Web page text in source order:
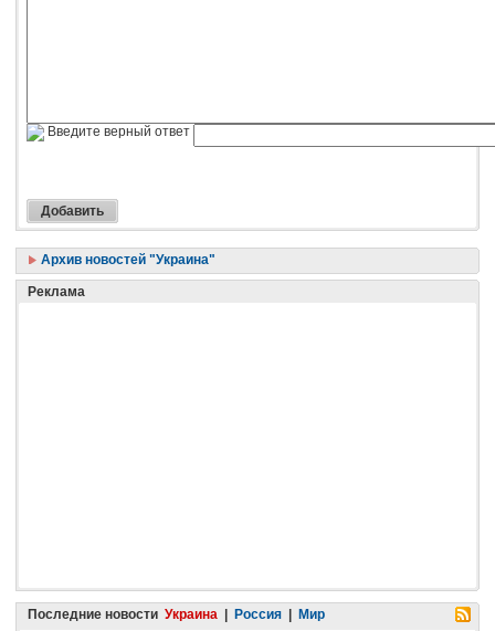
Введите верный ответ
Архив новостей "Украина"
Реклама
Последние новости Украина | Россия | Мир